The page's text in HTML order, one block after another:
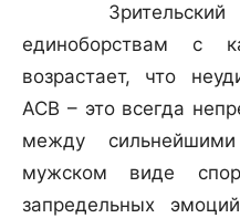
Зрительский
единоборствам с
возрастает, что
АСВ – это всегда
между
мужском виде
запредельных